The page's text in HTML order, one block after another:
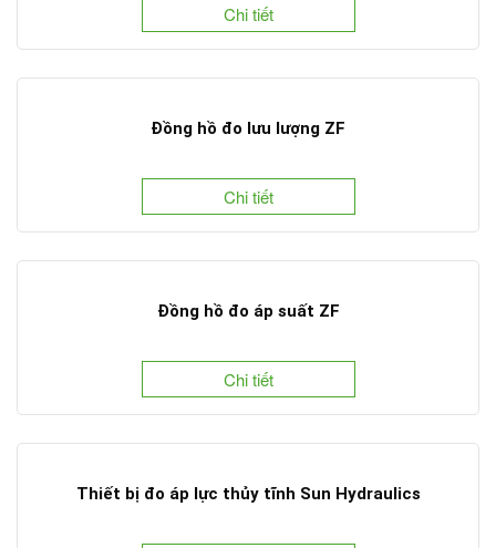
Chi tiết
Đồng hồ đo lưu lượng ZF
Chi tiết
Đồng hồ đo áp suất ZF
Chi tiết
Thiết bị đo áp lực thủy tĩnh Sun Hydraulics